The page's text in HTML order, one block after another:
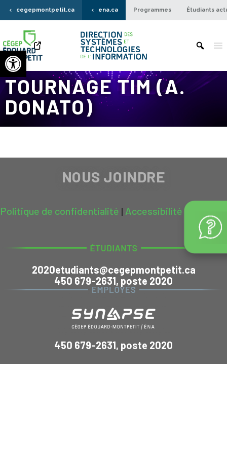
Ouvrir la barre d’outils
cegepmontpetit.ca ena.ca Programmes Étudiants
TOURNAGE TIM (A.
DONATO)
NOUS JOINDRE
Politique de confidentialité | Accessibilité|
2020etudiants@cegepmontpetit.ca
450 679-2631, poste 2020
450 679-2631, poste 2020